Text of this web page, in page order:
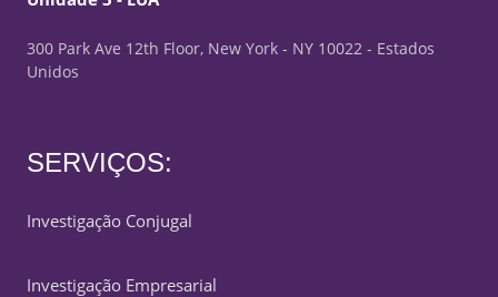
300 Park Ave 12th Floor, New York - NY 10022 - Estados
Unidos
SERVIÇOS:
Investigação Conjugal
Investigação Empresarial